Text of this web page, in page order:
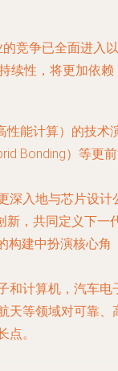
竞争已全面进入以
续性，将更加依赖
性能计算）的技术
Bonding）等更
深入地与芯片设计
新，共同定义下一
构建中扮演核心角
和计算机，汽车电
天等领域对可靠、
。